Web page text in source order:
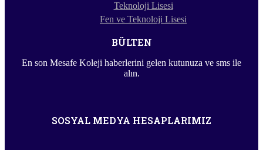
Teknoloji Lisesi
Fen ve Teknoloji Lisesi
BÜLTEN
En son Mesafe Koleji haberlerini gelen kutunuza ve sms ile
alın.
SOSYAL MEDYA HESAPLARIMIZ